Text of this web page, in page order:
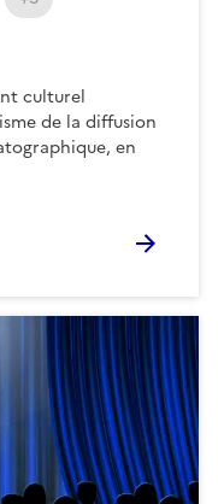
culturel
de la diffusion
en